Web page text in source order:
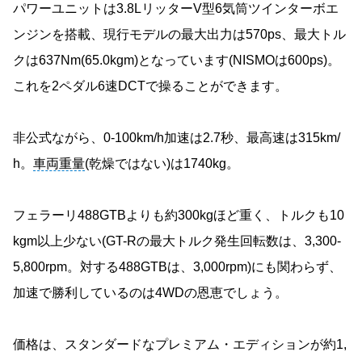
パワーユニットは3.8LリッターV型6気筒ツインターボエ
ンジンを搭載、現行モデルの最大出力は570ps、最大トル
クは637Nm(65.0kgm)となっています(NISMOは600ps)。
これを2ペダル6速DCTで操ることができます。
非公式ながら、0-100km/h加速は2.7秒、最高速は315km/
h。 車両重量(乾燥ではない)は1740kg。
フェラーリ488GTBよりも約300kgほど重く、トルクも10
kgm以上少ない(GT-Rの最大トルク発生回転数は、3,300-
5,800rpm。対する488GTBは、3,000rpm)にも関わらず、
加速で勝利しているのは4WDの恩恵でしょう。
価格は、スタンダードなプレミアム・エディションが約1,